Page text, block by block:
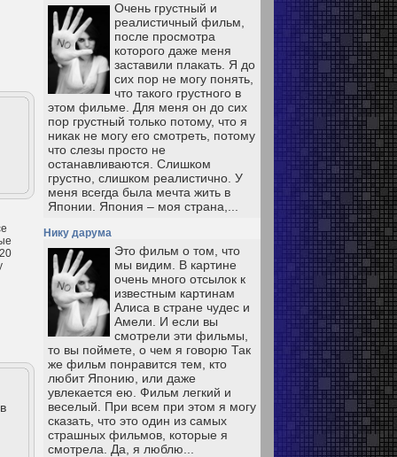
Очень грустный и
реалистичный фильм,
после просмотра
которого даже меня
заставили плакать. Я до
сих пор не могу понять,
что такого грустного в
этом фильме. Для меня он до сих
пор грустный только потому, что я
никак не могу его смотреть, потому
что слезы просто не
останавливаются. Слишком
грустно, слишком реалистично. У
меня всегда была мечта жить в
Японии. Япония – моя страна,...
Нику дарума
Это фильм о том, что
мы видим. В картине
очень много отсылок к
известным картинам
Алиса в стране чудес и
Амели. И если вы
смотрели эти фильмы,
то вы поймете, о чем я говорю Так
же фильм понравится тем, кто
любит Японию, или даже
увлекается ею. Фильм легкий и
веселый. При всем при этом я могу
сказать, что это один из самых
страшных фильмов, которые я
смотрела. Да, я люблю...